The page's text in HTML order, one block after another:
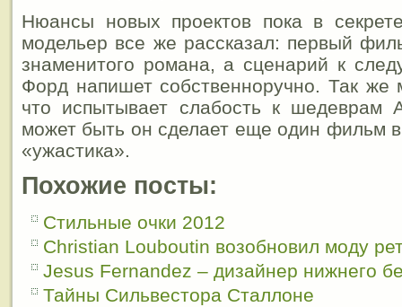
Нюансы новых проектов пока в
модельер все же рассказал: первый
знаменитого романа, а сценарий к
Форд напишет собственноручно. Так же
что испытывает слабость к шедеврам
может быть он сделает еще один фильм
«ужастика».
Похожие посты:
Стильные очки 2012
Christian Louboutin возобновил моду
Jesus Fernandez – дизайнер нижнего
Тайны Сильвестора Сталлоне